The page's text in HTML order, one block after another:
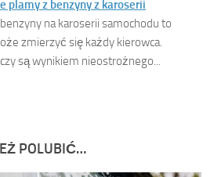
plamy z benzyny z karoserii
na karoserii samochodu to
zmierzyć się każdy kierowca.
są wynikiem nieostrożnego...
POLUBIĆ…